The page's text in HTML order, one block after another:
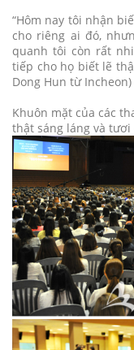
“Hôm nay tôi nhận
cho riêng ai đó,
quanh tôi còn rất
tiếp cho họ biết lẽ
Dong Hun từ Incheon)
Khuôn mặt của các
thật sáng láng và